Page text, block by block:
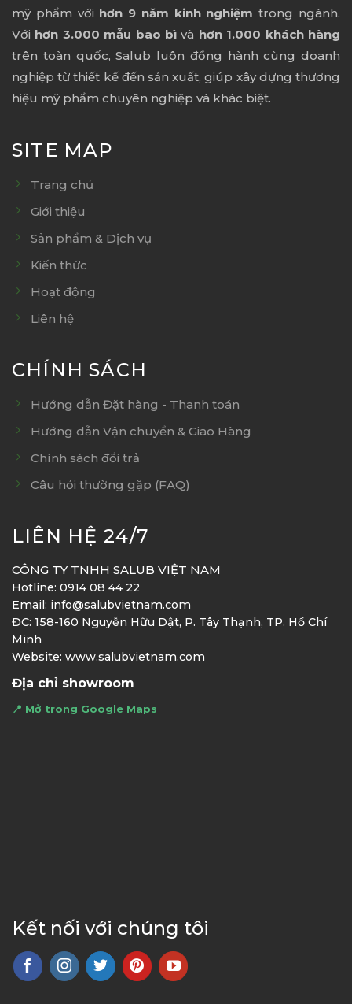
mỹ phẩm với hơn 9 năm kinh nghiệm trong ngành.
Với hơn 3.000 mẫu bao bì và hơn 1.000 khách hàng
trên toàn quốc, Salub luôn đồng hành cùng doanh
nghiệp từ thiết kế đến sản xuất, giúp xây dựng thương
hiệu mỹ phẩm chuyên nghiệp và khác biệt.
SITE MAP
Trang chủ
Giới thiệu
Sản phẩm & Dịch vụ
Kiến thức
Hoạt động
Liên hệ
CHÍNH SÁCH
Hướng dẫn Đặt hàng - Thanh toán
Hướng dẫn Vận chuyển & Giao Hàng
Chính sách đổi trả
Câu hỏi thường gặp (FAQ)
LIÊN HỆ 24/7
CÔNG TY TNHH SALUB VIỆT NAM
Hotline: 0914 08 44 22
Email: info@salubvietnam.com
ĐC: 158-160 Nguyễn Hữu Dật, P. Tây Thạnh, TP. Hồ Chí
Minh
Website: www.salubvietnam.com
Địa chỉ showroom
📍 Mở trong Google Maps
Kết nối với chúng tôi